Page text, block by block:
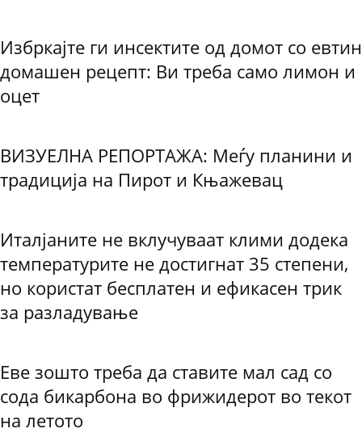
Избркајте ги инсектите од домот со евтин
домашен рецепт: Ви треба само лимон и
оцет
ВИЗУЕЛНА РЕПОРТАЖА: Меѓу планини и
традиција на Пирот и Књажевац
Италјаните не вклучуваат клими додека
температурите не достигнат 35 степени,
но користат бесплатен и ефикасен трик
за разладување
Еве зошто треба да ставите мал сад со
сода бикарбона во фрижидерот во текот
на летото